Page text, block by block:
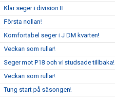
Klar seger i division II
Första nollan!
Komfortabel seger i J DM kvarten!
Veckan som rullar!
Seger mot P18 och vi studsade tillbaka!
Veckan som rullar!
Tung start på säsongen!